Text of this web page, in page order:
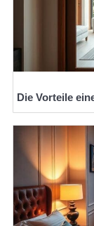
Die Vorteile